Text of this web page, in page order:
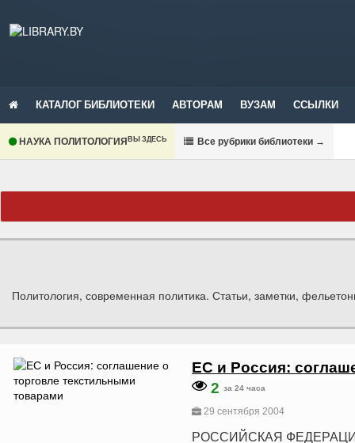
КАТАЛОГ БИБЛИОТЕКИ АВТОРАМ ВУЗАМ ССЫЛКИ
НАУКА ПОЛИТОЛОГИЯВЫ ЗДЕСЬ Все рубрики библиотеки →
Политология, современная политика. Статьи, заметки,
ЕС и Россия:
2 за 24 часа
29 сентября 2004
РОССИЙСКАЯ